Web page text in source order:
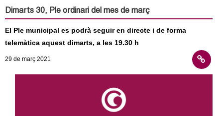
u
n
o
r
m
u
l
a
c
a
Dimarts 30, Ple ordinari del mes de març
El Ple municipal es podrà seguir en directe i de forma
telemàtica aquest dimarts, a les 19.30 h
29 de març 2021